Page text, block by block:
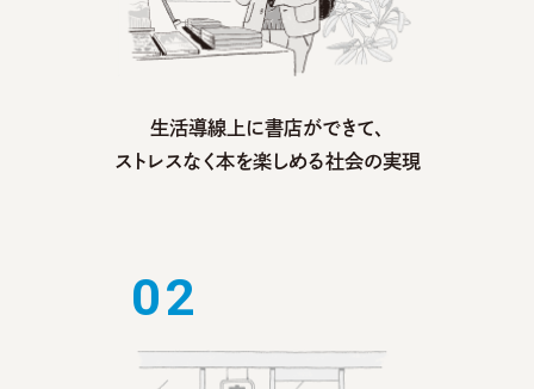
生活導線上に書店ができて、
ストレスなく本を楽しめる社会の実現